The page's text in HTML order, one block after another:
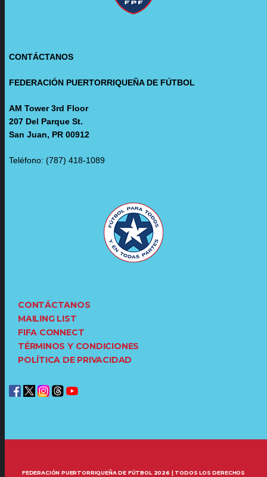
CONTÁCTANOS
FEDERACIÓN PUERTORRIQUEÑA DE FÚTBOL
AM Tower 3rd Floor
207 Del Parque St.
San Juan, PR 00912
Teléfono: (787) 418-1089
CONTÁCTANOS
MAILING LIST
FIFA CONNECT
TÉRMINOS Y CONDICIONES
POLÍTICA DE PRIVACIDAD
FEDERACIÓN PUERTORRIQUEÑA DE FÚTBOL 2026 | TODOS LOS DERECHOS